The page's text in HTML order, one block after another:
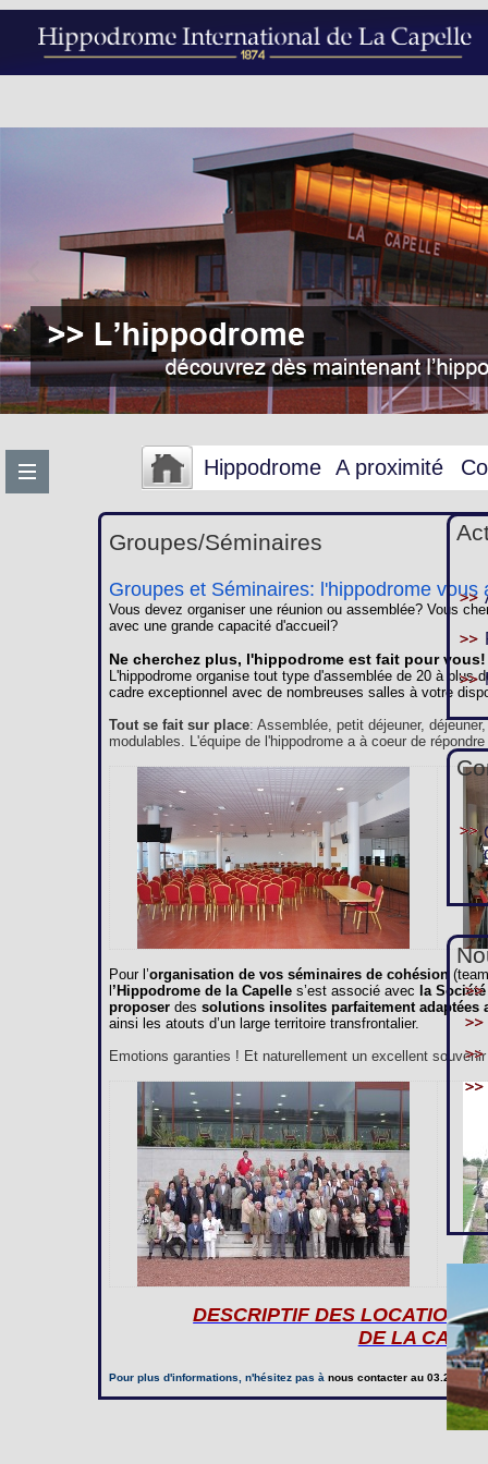
Hippodrome A proximité
Groupes/Séminaires
Groupes et Séminaires: l'hippodrome vous
Vous devez organiser une réunion ou assemblée? Vous
avec une grande capacité d'accueil?
Ne cherchez plus, l'hippodrome est fait pour vous!
L'hippodrome organise tout type d'assemblée de 20 à plus
cadre exceptionnel avec de nombreuses salles à votre
Tout se fait sur place: Assemblée, petit déjeuner,
modulables. L'équipe de l'hippodrome a à coeur de
Pour l’organisation de vos séminaires de cohésion
’Hippodrome de la Capelles’est associé avec la
proposer des solutions insolites parfaitement adaptées
ainsi les atouts d’un large territoire transfrontalier.
Emotions garanties ! Et naturellement un excellent
DESCRIPTIF DES LOCATIONS
DE LA
Pour plus d'informations, n'hésitez pas à nous contacterau